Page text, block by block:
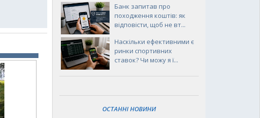
Банк запитав про
походження коштів: як
відповісти, щоб не вт...
Наскільки ефективними є
ринки спортивних
ставок? Чи можу я ї...
ОСТАННІ НОВИНИ